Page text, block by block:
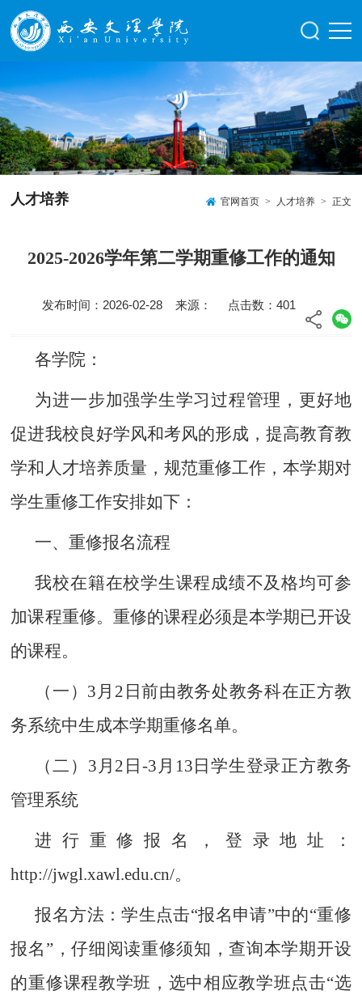
人才培养 官网首页 > 人才培养 > 正文
2025-2026学年第二学期重修工作的通知
发布时间：2026-02-28 来源： 点击数： 401
各学院：
为进一步加强学生学习过程管理，更好地
促进我校良好学风和考风的形成，提高教育教
学和人才培养质量，规范重修工作，本学期对
学生重修工作安排如下：
一、重修报名流程
我校在籍在校学生课程成绩不及格均可参
加课程重修。重修的课程必须是本学期已开设
的课程。
（一） 3 月 2 日前由教务处教务科在正方教
务系统中生成本学期重修名单。
（二） 3 月 2 日 -3 月 13 日学生登录正方教务
管理系统
进行重修报名，登录地址：
http://jwgl.xawl.edu.cn/。
报名方法：学生点击“报名申请”中的“重修
报名”，仔细阅读重修须知，查询本学期开设
的重修课程教学班，选中相应教学班点击“选